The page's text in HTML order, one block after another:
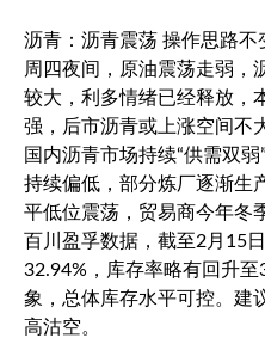
沥青：沥青震荡 操作思路不
周四夜间，原油震荡走弱，
较大，利多情绪已经释放，
强，后市沥青或上涨空间不
国内沥青市场持续“供需双
持续偏低，部分炼厂逐渐生
平低位震荡，贸易商今年冬
百川盈孚数据，截至2月15
32.94%，库存率略有回升
象，总体库存水平可控。建
高沽空。